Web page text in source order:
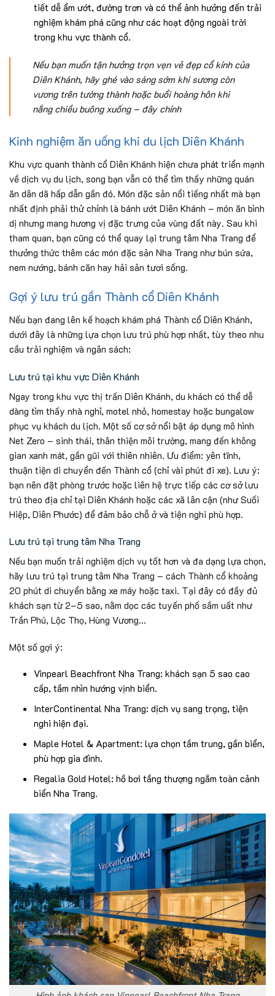
tiết dễ ẩm ướt, đường trơn và có thể ảnh hưởng đến trải
nghiệm khám phá cũng như các hoạt động ngoài trời
trong khu vực thành cổ.
Nếu bạn muốn tận hưởng trọn vẹn vẻ đẹp cổ kính của
Diên Khánh, hãy ghé vào sáng sớm khi sương còn
vương trên tường thành hoặc buổi hoàng hôn khi
nắng chiều buông xuống – đây chính
Kinh nghiệm ăn uống khi du lịch Diên Khánh
Khu vực quanh thành cổ Diên Khánh hiện chưa phát triển mạnh
về dịch vụ du lịch, song bạn vẫn có thể tìm thấy những quán
ăn dân dã hấp dẫn gần đó. Món đặc sản nổi tiếng nhất mà bạn
nhất định phải thử chính là bánh ướt Diên Khánh – món ăn bình
dị nhưng mang hương vị đặc trưng của vùng đất này. Sau khi
tham quan, bạn cũng có thể quay lại trung tâm Nha Trang để
thưởng thức thêm các món đặc sản Nha Trang như bún sứa,
nem nướng, bánh căn hay hải sản tươi sống.
Gợi ý lưu trú gần Thành cổ Diên Khánh
Nếu bạn đang lên kế hoạch khám phá Thành cổ Diên Khánh,
dưới đây là những lựa chọn lưu trú phù hợp nhất, tùy theo nhu
cầu trải nghiệm và ngân sách:
Lưu trú tại khu vực Diên Khánh
Ngay trong khu vực thị trấn Diên Khánh, du khách có thể dễ
dàng tìm thấy nhà nghỉ, motel nhỏ, homestay hoặc bungalow
phục vụ khách du lịch. Một số cơ sở nổi bật áp dụng mô hình
Net Zero – sinh thái, thân thiện môi trường, mang đến không
gian xanh mát, gần gũi với thiên nhiên. Ưu điểm: yên tĩnh,
thuận tiện di chuyển đến Thành cổ (chỉ vài phút đi xe). Lưu ý:
bạn nên đặt phòng trước hoặc liên hệ trực tiếp các cơ sở lưu
trú theo địa chỉ tại Diên Khánh hoặc các xã lân cận (như Suối
Hiệp, Diên Phước) để đảm bảo chỗ ở và tiện nghi phù hợp.
Lưu trú tại trung tâm Nha Trang
Nếu bạn muốn trải nghiệm dịch vụ tốt hơn và đa dạng lựa chọn,
hãy lưu trú tại trung tâm Nha Trang – cách Thành cổ khoảng
20 phút di chuyển bằng xe máy hoặc taxi. Tại đây có đầy đủ
khách sạn từ 2–5 sao, nằm dọc các tuyến phố sầm uất như
Trần Phú, Lộc Thọ, Hùng Vương…
Một số gợi ý:
Vinpearl Beachfront Nha Trang: khách sạn 5 sao cao
cấp, tầm nhìn hướng vịnh biển.
InterContinental Nha Trang: dịch vụ sang trọng, tiện
nghi hiện đại.
Maple Hotel & Apartment: lựa chọn tầm trung, gần biển,
phù hợp gia đình.
Regalia Gold Hotel: hồ bơi tầng thượng ngắm toàn cảnh
biển Nha Trang.